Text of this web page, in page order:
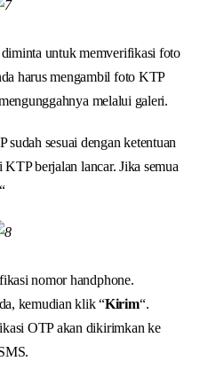
untuk memverifikasi foto
harus mengambil foto KTP
melalui galeri.
sesuai dengan ketentuan
berjalan lancar. Jika semua
“
nomor handphone.
kemudian klik “Kirim“.
OTP akan dikirimkan ke